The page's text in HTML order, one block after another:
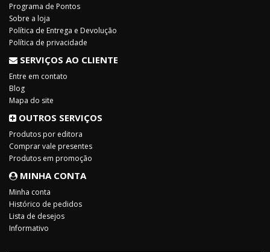
Programa de Pontos
Sobre a loja
Política de Entrega e Devolução
Política de privacidade
SERVIÇOS AO CLIENTE
Entre em contato
Blog
Mapa do site
OUTROS SERVIÇOS
Produtos por editora
Comprar vale presentes
Produtos em promoção
MINHA CONTA
Minha conta
Histórico de pedidos
Lista de desejos
Informativo